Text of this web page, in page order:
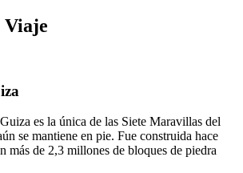
es la única de las Siete Maravillas del
se mantiene en pie. Fue construida hace
más de 2,3 millones de bloques de piedra